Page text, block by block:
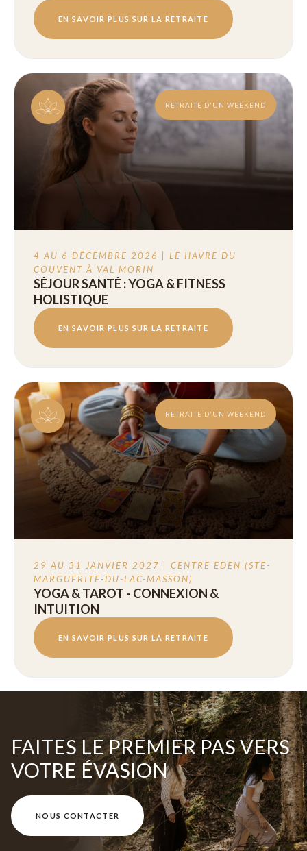
EN SAVOIR PLUS SUR LA RETRAITE
RETRAITE D'UN WEEKEND
4 AU 6 DÉCEMBRE 2026 | LE HAVRE DU
COUVENT À VAL MORIN
SÉJOUR SANTÉ : YOGA & FITNESS
HOLISTIQUE
EN SAVOIR PLUS SUR LA RETRAITE
RETRAITE D'UN WEEKEND
29 AU 31 JANVIER 2027 | CENTRE EDEN (STE-
MARGUERITE-DU-LAC-MASSON)
YOGA & TAROT - CONNEXION &
INTUITION
EN SAVOIR PLUS SUR LA RETRAITE
FAITES LE PREMIER PAS VERS
VOTRE ÉVASION
NOUS CONTACTER